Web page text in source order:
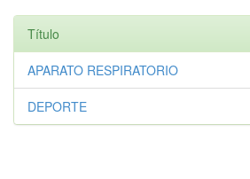
Título
APARATO RESPIRATORIO
DEPORTE